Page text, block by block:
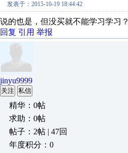
发表于：2015-10-19 18:44:42
说的也是，但没买就不能学习学习？
回复 引用 举报
jinyu9999
关注 私信
精华：0帖
求助：0帖
帖子：2帖 | 47回
年度积分：0